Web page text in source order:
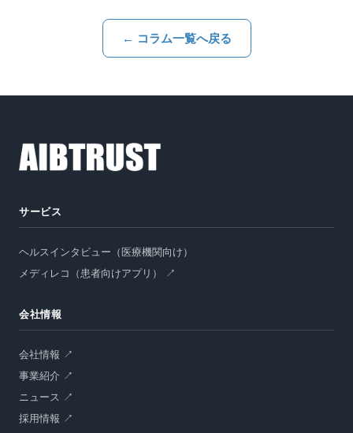
← コラム一覧へ戻る
サービス
ヘルスインタビュー（医療機関向け）
メディレコ（患者向けアプリ） ↗
会社情報
会社情報 ↗
事業紹介 ↗
ニュース ↗
採用情報 ↗